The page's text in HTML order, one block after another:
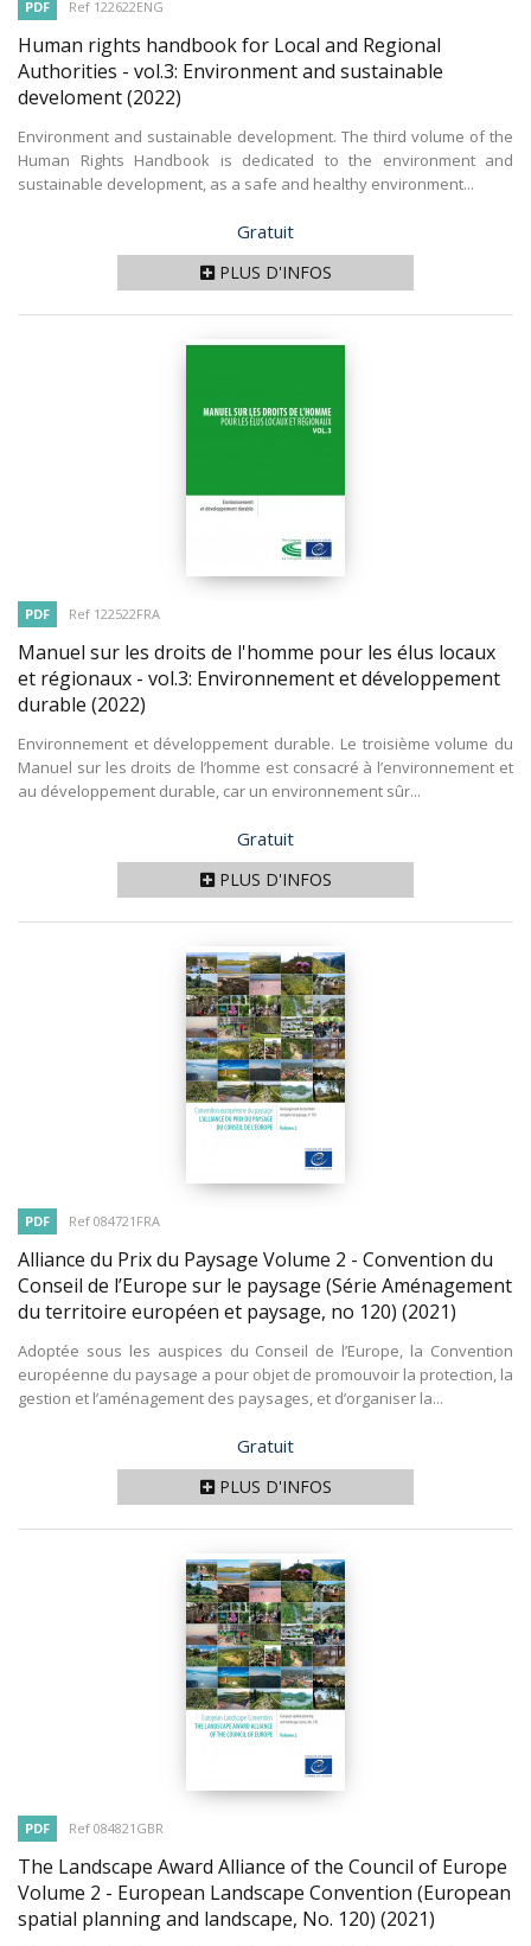
PDF Ref 122622ENG
Human rights handbook for Local and Regional
Authorities - vol.3: Environment and sustainable
develoment(2022)
Environment and sustainable development. The third volume of the
Human Rights Handbook is dedicated to the environment and
sustainable development, as a safe and healthy environment...
Prix
Gratuit
PLUS D'INFOS
PDF Ref 122522FRA
Manuel sur les droits de l'homme pour les élus locaux
et régionaux - vol.3: Environnement et développement
durable (2022)
Environnement et développement durable. Le troisième volume du
Manuel sur les droits de l’homme est consacré à l’environnement et
au développement durable, car un environnement sûr...
Prix
Gratuit
PLUS D'INFOS
PDF Ref 084721FRA
Alliance du Prix du Paysage Volume 2 - Convention du
Conseil de l’Europe sur le paysage (Série Aménagement
du territoire européen et paysage, no 120) (2021)
Adoptée sous les auspices du Conseil de l’Europe, la Convention
européenne du paysage a pour objet de promouvoir la protection, la
gestion et l’aménagement des paysages, et d’organiser la...
Prix
Gratuit
PLUS D'INFOS
PDF Ref 084821GBR
The Landscape Award Alliance of the Council of Europe
Volume 2 - European Landscape Convention (European
spatial planning and landscape, No. 120) (2021)